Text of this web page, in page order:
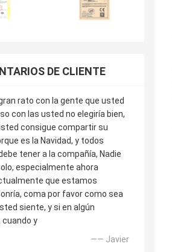
DE CLIENTE
rato con la gente que usted
con las usted no elegiría bien,
consigue compartir su
es la Navidad, y todos
tener a la compañía, Nadie
especialmente ahora
que estamos
coma por favor como sea
siente, y si en algún
y
—— Javier